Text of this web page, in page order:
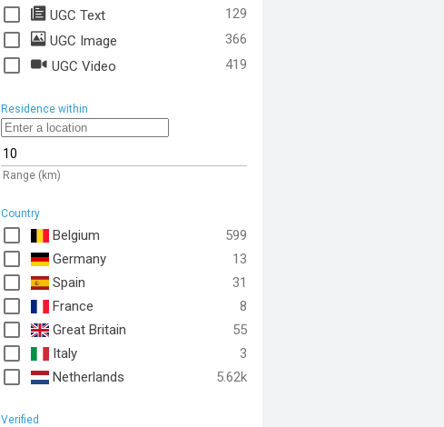
UGC Text
129
UGC Image
366
UGC Video
419
Residence within
Range (km)
Country
Belgium
599
Germany
13
Spain
31
France
8
Great Britain
55
Italy
3
Netherlands
5.62k
Verified